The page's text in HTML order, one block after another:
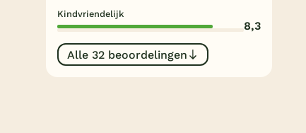
Wildwaterbaan
Indoor speeltuin
Kindvriendelijk
8,3
Alle 32 beoordelingen